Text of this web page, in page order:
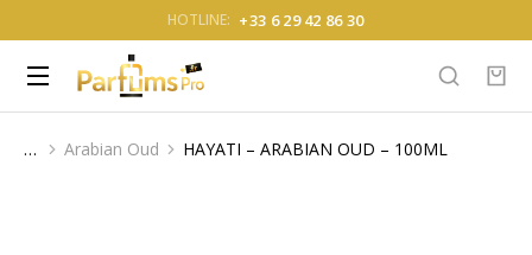
HOTLINE: +33 6 29 42 86 30
Vous êtes ici :
Arabian Oud HAYATI – ARABIAN OUD – 100ML